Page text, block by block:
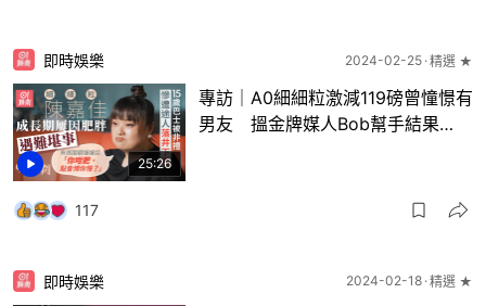
25:26
即時娛樂 2024-02-25 精選 ★
專訪｜A0細細粒激減119磅曾憧憬有
男友 搵金牌媒人Bob幫手結果…
117
即時娛樂 2024-02-18 精選 ★